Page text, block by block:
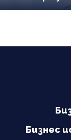
Бизнес